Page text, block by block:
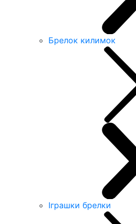
Брелок килимок
Іграшки брелки